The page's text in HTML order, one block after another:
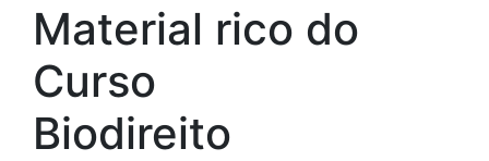
Material rico do
Curso
Biodireito